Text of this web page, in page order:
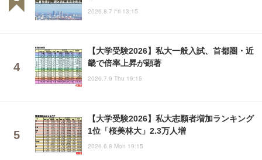
2026.8.7 Fri 13:15
【大学受験2026】私大一般入試、首都圏・近
畿で倍率上昇が顕著
2026.7.9 Thu 19:15
【大学受験2026】私大志願者増加ランキング
1位「桜美林大」2.3万人増
2026.6.8 Mon 19:15